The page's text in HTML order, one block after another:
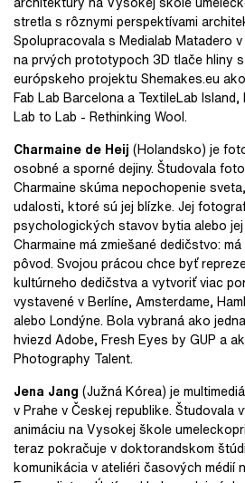
stretla s rôznymi perspektívami
Spolupracovala s Medialab Matadero
na prvých prototypoch 3D tlače hliny
európskeho projektu Shemakes.eu
Fab Lab Barcelona a TextileLab
Lab to Lab - Rethinking Wool.
Charmaine de Heij (Holandsko) je
osobné a sporné dejiny. Študovala
Charmaine skúma nepochopenie
udalosti, ktoré sú jej blízke. Jej
psychologických stavov bytia alebo
Charmaine má zmiešané dedičstvo:
pôvod. Svojou prácou chce byť
kultúrneho dedičstva a vytvoriť viac
vystavené v Berlíne, Amsterdame,
alebo Londýne. Bola vybraná ako
hviezd Adobe, Fresh Eyes by GUP a
Photography Talent.
Jena Jang (Južná Kórea) je
v Prahe v Českej republike. Študovala
animáciu na Vysokej škole
teraz pokračuje v doktorandskom
komunikácia v ateliéri časových médií